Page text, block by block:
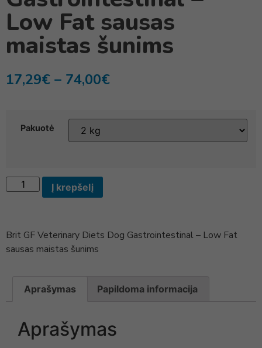
Low Fat sausas
maistas šunims
17,29€ – 74,00€
Pakuotė
Į krepšelį
Brit GF Veterinary Diets Dog Gastrointestinal – Low Fat
sausas maistas šunims
Aprašymas Papildoma informacija
Aprašymas